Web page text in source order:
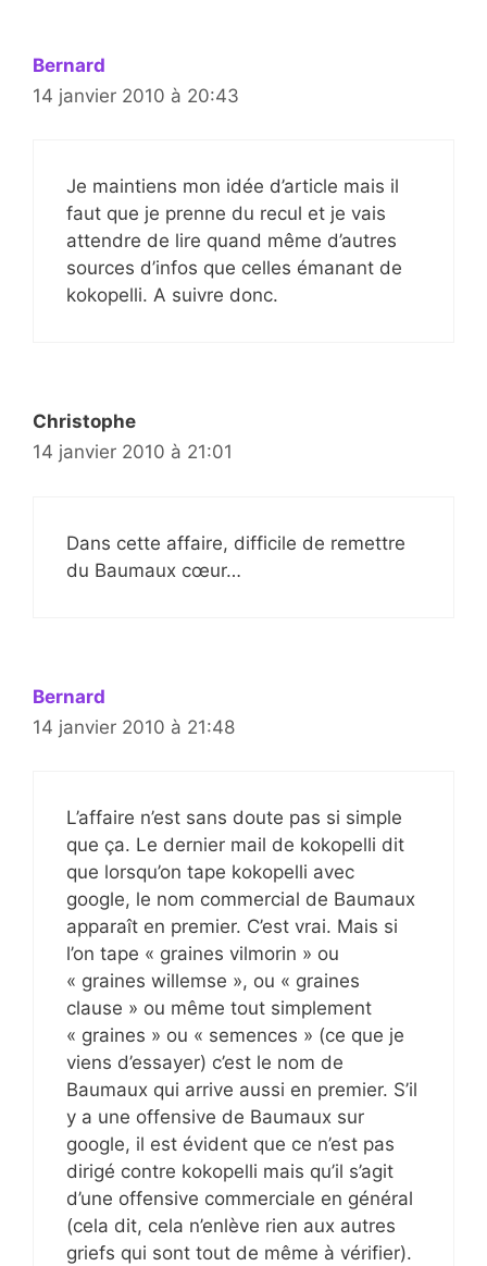
Bernard
14 janvier 2010 à 20:43
Je maintiens mon idée d’article mais il
faut que je prenne du recul et je vais
attendre de lire quand même d’autres
sources d’infos que celles émanant de
kokopelli. A suivre donc.
Christophe
14 janvier 2010 à 21:01
Dans cette affaire, difficile de remettre
du Baumaux cœur…
Bernard
14 janvier 2010 à 21:48
L’affaire n’est sans doute pas si simple
que ça. Le dernier mail de kokopelli dit
que lorsqu’on tape kokopelli avec
google, le nom commercial de Baumaux
apparaît en premier. C’est vrai. Mais si
l’on tape « graines vilmorin » ou
« graines willemse », ou « graines
clause » ou même tout simplement
« graines » ou « semences » (ce que je
viens d’essayer) c’est le nom de
Baumaux qui arrive aussi en premier. S’il
y a une offensive de Baumaux sur
google, il est évident que ce n’est pas
dirigé contre kokopelli mais qu’il s’agit
d’une offensive commerciale en général
(cela dit, cela n’enlève rien aux autres
griefs qui sont tout de même à vérifier).